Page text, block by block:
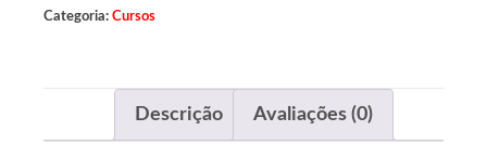
Categoria: Cursos
Descrição Avaliações (0)